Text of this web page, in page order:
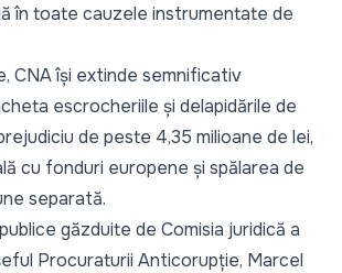
în toate cauzele instrumentate de
CNA își extinde semnificativ
escrocheriile și delapidările de
de peste 4,35 milioane de lei,
cu fonduri europene și spălarea de
separată.
găzduite de Comisia juridică a
Procuraturii Anticorupție, Marcel